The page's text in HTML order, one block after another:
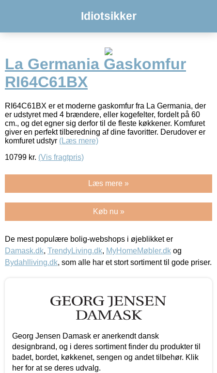
Idiotsikker
La Germania Gaskomfur
RI64C61BX
RI64C61BX er et moderne gaskomfur fra La Germania, der
er udstyret med 4 brændere, eller kogefelter, fordelt på 60
cm., og det egner sig derfor til de fleste køkkener. Komfuret
giver en perfekt tilberedning af dine favoritter. Derudover er
komfuret udstyr (Læs mere)
10799 kr. (Vis fragtpris)
Læs mere »
Køb nu »
De mest populære bolig-webshops i øjeblikket er
Damask.dk, TrendyLiving.dk, MyHomeMøbler.dk og
Bydahlliving.dk, som alle har et stort sortiment til gode priser.
Georg Jensen Damask er anerkendt dansk
designbrand, og i deres sortiment finder du produkter til
badet, bordet, køkkenet, sengen og andet tilbehør. Klik
her for at se deres udvalg.